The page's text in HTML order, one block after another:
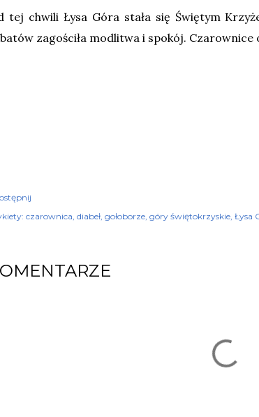
tej chwili Łysa Góra stała się Świętym
zagościła modlitwa i spokój. Czarownice
czarownica diabeł gołoborze góry świętokrzyskie Łysa